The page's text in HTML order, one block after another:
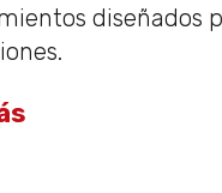
diseñados